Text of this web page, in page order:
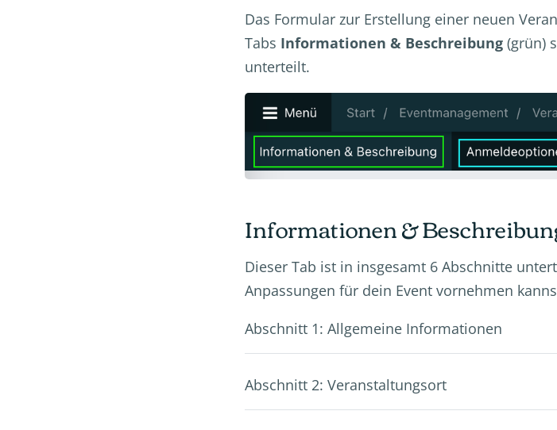
Das Formular zur Erstellung einer neuen
Tabs Informationen & Beschreibung (grün)
unterteilt.
Informationen &
Dieser Tab ist in insgesamt 6 Abschnitte
Anpassungen für dein Event vornehmen
Abschnitt 1: Allgemeine Informationen
Abschnitt 2: Veranstaltungsort